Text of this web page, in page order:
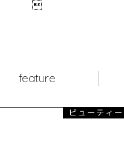

feature
ビューティー